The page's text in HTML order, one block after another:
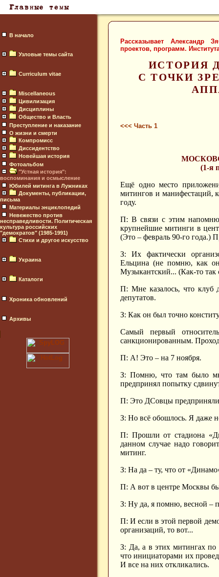
В начало
Узловые темы сайта
Curriculum vitae
Miscellaneous
Цивилизация
Дисциплины
Общество и Власть
Преступление и наказание
О жизни и смерти
Компромисс
Диссидентство
Новейшая история
Фотоальбом
"Устная история":
воспоминания и осмысление
Юбилей митинга в Лужниках
Документы, публикации,
письма
Материалы энциклопедий
Невежество против
несправедливости. Политическая
культура российских
"демократов" (1985-1991)
Стихи и другое искусство
Украина
Каталоги
Хроника обновлений
Архивы
Рассказывает Александр
проектов, программ.
ИСТОРИЯ
С ТОЧКИ
<<< Часть 1
(1-я
Ещё одно место
митингов и манифестаций,
году.
П: В связи с этим
крупнейшие митинги в
(Это – февраль 90-го года.)
З: Их фактически
Ельцина (не помню, как
Музыкантский... (Как-то так
П: Мне казалось, что клуб
депутатов.
З: Как он был точно
Самый первый
санкционированным.
П: А! Это – на 7 ноября.
З: Помню, что там было
предпринял попытку
П: Это ДСовцы
З: Но всё обошлось. Я даже
П: Прошли от стадиона
данном случае надо
митинг.
З: На да – ту, что от
П: А вот в центре Москвы
З: Ну да, я помню, весной –
П: И если в этой первой
организаций, то вот...
З: Да, а в этих митингах по
что инициаторами их
И все на них откликались.